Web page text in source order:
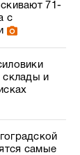
71-
с
склады и
самые